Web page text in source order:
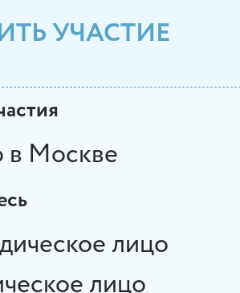
УЧАСТИЕ
Москве
лицо
лицо